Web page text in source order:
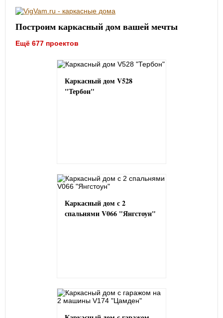
Построим каркасный дом вашей мечты
Ещё 677 проектов
Каркасный дом V528
"Тербон"
Каркасный дом с 2
спальнями V066 "Янгстоун"